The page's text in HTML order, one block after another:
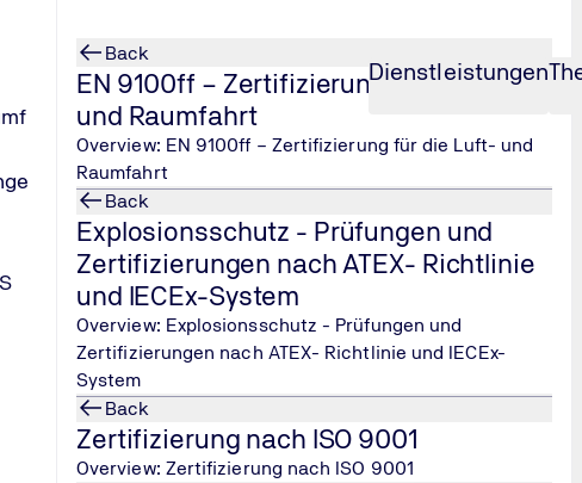
Dienstleistungen
Back
EN 9100ff – Zertifizierung für die Luft-
und Raumfahrt
Overview: EN 9100ff – Zertifizierung für die Luft- und
Raumfahrt
Back
Explosionsschutz - Prüfungen und
Zertifizierungen nach ATEX- Richtlinie
und IECEx-System
Overview: Explosionsschutz - Prüfungen und
Zertifizierungen nach ATEX- Richtlinie und IECEx-
System
Back
Zertifizierung nach ISO 9001
Overview: Zertifizierung nach ISO 9001
Bereich Managementsysteme
Managementsysteme erfahren? Kontaktieren Sie TÜV NORD